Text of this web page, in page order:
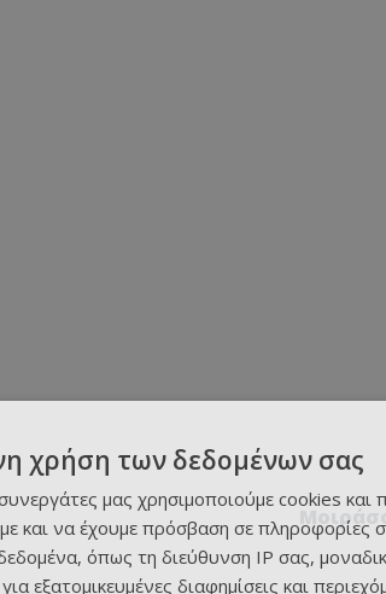
χρήση των δεδομένων σας
συνεργάτες μας χρησιμοποιούμε cookies και
και να έχουμε πρόσβαση σε πληροφορίες
όπως τη διεύθυνση IP σας,
εξατομικευμένες διαφημίσεις και